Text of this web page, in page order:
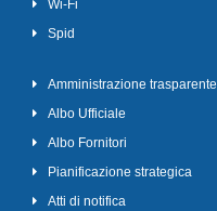
Wi-Fi
Spid
Amministrazione trasparente
Albo Ufficiale
Albo Fornitori
Pianificazione strategica
Atti di notifica